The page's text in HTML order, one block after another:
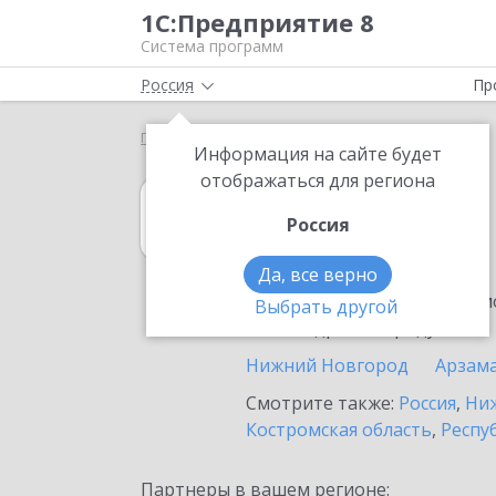
1С:Предприятие 8
Система программ
Россия
Информация на сайте будет
отображаться для региона
Россия
Да, все верно
Выбрать другой
Главная
1С:Гаражи
в Урени
Ознакомьтесь с
Нижний Новгород
Смотрите также: Россия,
Костромская область,
Партнеры в вашем регионе: